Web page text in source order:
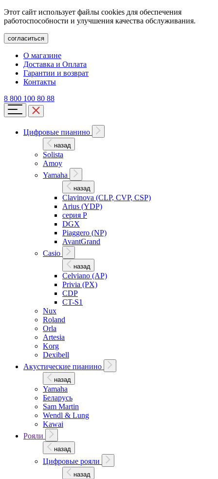
Этот сайт использует файлы cookies для обеспечения
работоспособности и улучшения качества обслуживания.
согласиться
О магазине
Доставка и Оплата
Гарантии и возврат
Контакты
8 800 100 80 88
Цифровые пианино
назад
Solista
Amoy
Yamaha
назад
Clavinova (CLP, CVP, CSP)
Arius (YDP)
серия P
DGX
Piaggero (NP)
AvantGrand
Casio
назад
Celviano (AP)
Privia (PX)
CDP
CT-S1
Nux
Roland
Orla
Artesia
Korg
Dexibell
Акустические пианино
назад
Yamaha
Беларусь
Sam Martin
Wendl & Lung
Kawai
Рояли
назад
Цифровые рояли
назад